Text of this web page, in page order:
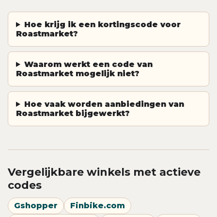
Hoe krijg ik een kortingscode voor
Roastmarket?
Waarom werkt een code van
Roastmarket mogelijk niet?
Hoe vaak worden aanbiedingen van
Roastmarket bijgewerkt?
Vergelijkbare winkels met actieve
codes
Gshopper
Finbike.com